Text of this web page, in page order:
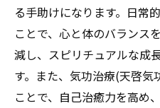
る手助けになります。日常
ことで、心と体のバランス
減し、スピリチュアルな成
す。また、気功治療(天啓
ことで、自己治癒力を高め